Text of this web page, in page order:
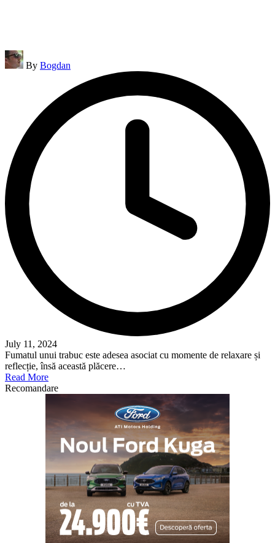
Posted
by
By Bogdan
July 11, 2024
Fumatul unui trabuc este adesea asociat cu momente de relaxare și
reflecție, însă această plăcere…
Read More
Recomandare